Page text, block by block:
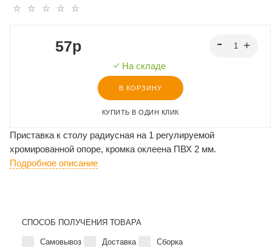
57p
На складе
В КОРЗИНУ
КУПИТЬ В ОДИН КЛИК
Приставка к столу радиусная на 1 регулируемой
хромированной опоре, кромка оклеена ПВХ 2 мм.
Подробное описание
СПОСОБ ПОЛУЧЕНИЯ ТОВАРА
Самовывоз Доставка Сборка